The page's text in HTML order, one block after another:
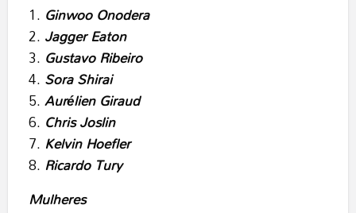
Ginwoo Onodera
Jagger Eaton
Gustavo Ribeiro
Sora Shirai
Aurélien Giraud
Chris Joslin
Kelvin Hoefler
Ricardo Tury
Mulheres